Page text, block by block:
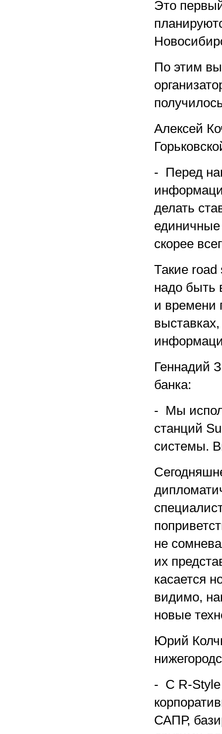
Это
По этим
Алексей
- Перед
делать
единичные
скорее
Такие
надо быть
и времени
Геннадий
банка:
- Мы
станций
системы.
не
их
касается
видимо,
новые
Юрий
- С R-Style
САПР,